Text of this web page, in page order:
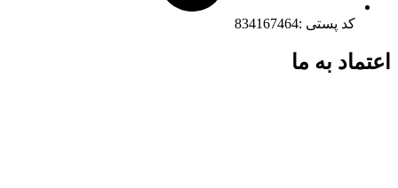
کد پستی :834167464
اعتماد به ما